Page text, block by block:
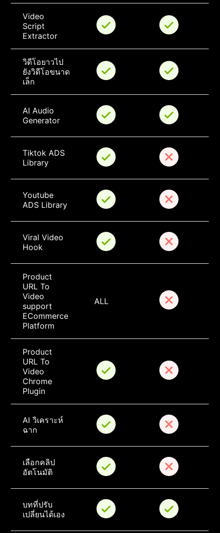
Video
Script
Extractor
วิดีโอยาวไป
ยังวิดีโอขนาด
เล็ก
AI Audio
Generator
Tiktok ADS
Library
Youtube
ADS Library
Viral Video
Hook
Product
URL To
Video
support
ECommerce
Platform
ALL
Product
URL To
Video
Chrome
Plugin
AI วิเคราะห์
ฉาก
เลือกคลิป
อัตโนมัติ
บทที่ปรับ
เปลี่ยนได้เอง